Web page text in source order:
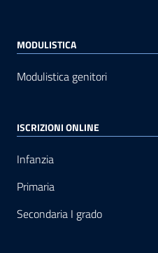
MODULISTICA
Modulistica genitori
ISCRIZIONI ONLINE
Infanzia
Primaria
Secondaria I grado